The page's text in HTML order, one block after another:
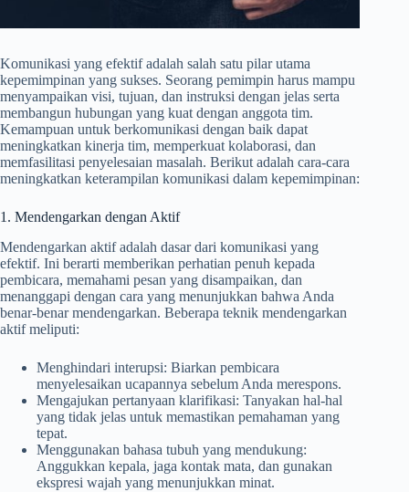
Komunikasi yang efektif adalah salah satu pilar utama
kepemimpinan yang sukses. Seorang pemimpin harus mampu
menyampaikan visi, tujuan, dan instruksi dengan jelas serta
membangun hubungan yang kuat dengan anggota tim.
Kemampuan untuk berkomunikasi dengan baik dapat
meningkatkan kinerja tim, memperkuat kolaborasi, dan
memfasilitasi penyelesaian masalah. Berikut adalah cara-cara
meningkatkan keterampilan komunikasi dalam kepemimpinan:
1. Mendengarkan dengan Aktif
Mendengarkan aktif adalah dasar dari komunikasi yang
efektif. Ini berarti memberikan perhatian penuh kepada
pembicara, memahami pesan yang disampaikan, dan
menanggapi dengan cara yang menunjukkan bahwa Anda
benar-benar mendengarkan. Beberapa teknik mendengarkan
aktif meliputi:
Menghindari interupsi: Biarkan pembicara
menyelesaikan ucapannya sebelum Anda merespons.
Mengajukan pertanyaan klarifikasi: Tanyakan hal-hal
yang tidak jelas untuk memastikan pemahaman yang
tepat.
Menggunakan bahasa tubuh yang mendukung:
Anggukkan kepala, jaga kontak mata, dan gunakan
ekspresi wajah yang menunjukkan minat.